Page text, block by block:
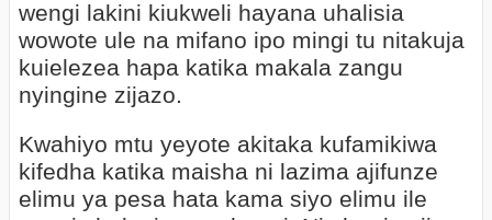
wengi lakini kiukweli hayana uhalisia
wowote ule na mifano ipo mingi tu nitakuja
kuielezea hapa katika makala zangu
nyingine zijazo.
Kwahiyo mtu yeyote akitaka kufamikiwa
kifedha katika maisha ni lazima ajifunze
elimu ya pesa hata kama siyo elimu ile